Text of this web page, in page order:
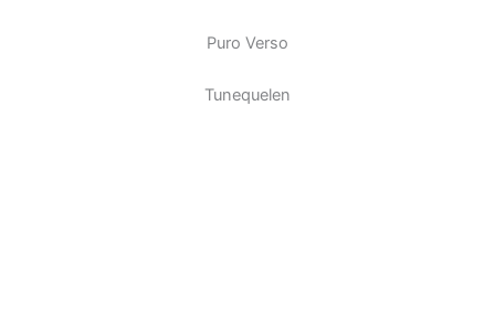
Puro Verso
Tunequelen